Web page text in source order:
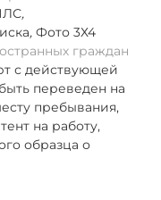
,
, Фото 3Х4
граждан
с действующей
переведен на
пребывания,
на работу,
образца о